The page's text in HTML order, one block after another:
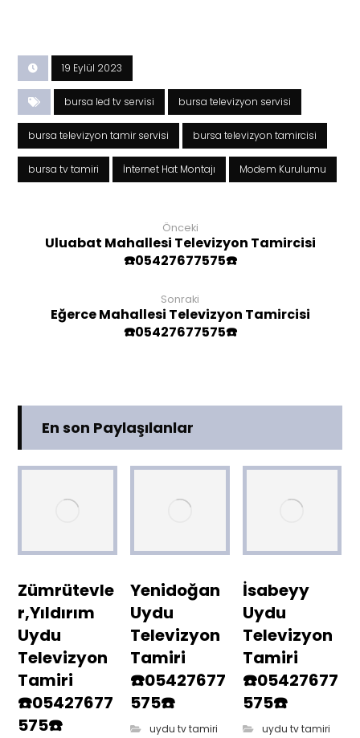
19 Eylül 2023
bursa led tv servisi bursa televizyon servisi
bursa televizyon tamir servisi bursa televizyon tamircisi
bursa tv tamiri İnternet Hat Montajı Modem Kurulumu
Önceki
Uluabat Mahallesi Televizyon Tamircisi
☎️05427677575☎️
Sonraki
Eğerce Mahallesi Televizyon Tamircisi
☎️05427677575☎️
En son Paylaşılanlar
Zümrütevle
r,Yıldırım
Uydu
Televizyon
Tamiri
☎️05427677
575☎️
Yenidoğan
Uydu
Televizyon
Tamiri
☎️05427677
575☎️
uydu tv tamiri
İsabeyy
Uydu
Televizyon
Tamiri
☎️05427677
575☎️
uydu tv tamiri